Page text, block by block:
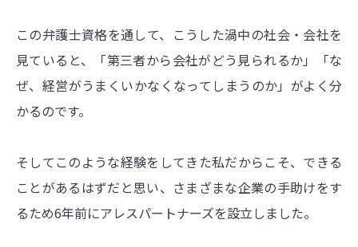
この弁護士資格を通して、こうした渦中の社会・会社を
見ていると、「第三者から会社がどう見られるか」「な
ぜ、経営がうまくいかなくなってしまうのか」がよく分
かるのです。
そしてこのような経験をしてきた私だからこそ、できる
ことがあるはずだと思い、さまざまな企業の手助けをす
るため6年前にアレスパートナーズを設立しました。